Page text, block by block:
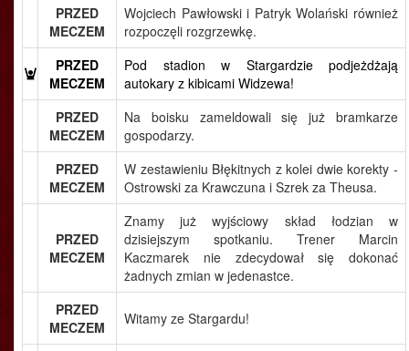
PRZED
MECZEM
Wojciech Pawłowski i Patryk Wolański również
rozpoczęli rozgrzewkę.
PRZED
MECZEM
Pod stadion w Stargardzie podjeżdżają
autokary z kibicami Widzewa!
PRZED
MECZEM
Na boisku zameldowali się już bramkarze
gospodarzy.
PRZED
MECZEM
W zestawieniu Błękitnych z kolei dwie korekty -
Ostrowski za Krawczuna i Szrek za Theusa.
PRZED
MECZEM
Znamy już wyjściowy skład łodzian w
dzisiejszym spotkaniu. Trener Marcin
Kaczmarek nie zdecydował się dokonać
żadnych zmian w jedenastce.
PRZED
MECZEM
Witamy ze Stargardu!